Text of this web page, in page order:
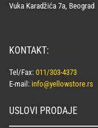
Vuka Karadžića 7a, Beograd
KONTAKT:
Tel/Fax: 011/303-4373
E-mail: info@yellowstore.rs
USLOVI PRODAJE